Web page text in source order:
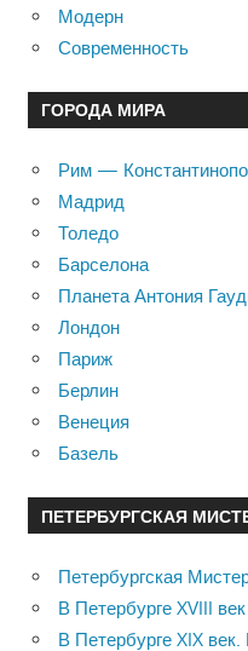
Модерн
Современность
ГОРОДА МИРА
Рим —
Мадрид
Толедо
Барселона
Планета Антония
Лондон
Париж
Берлин
Венеция
Базель
ПЕТЕРБУРГСКАЯ
Петербургская
В Петербурге XVIII
В Петербурге XIX